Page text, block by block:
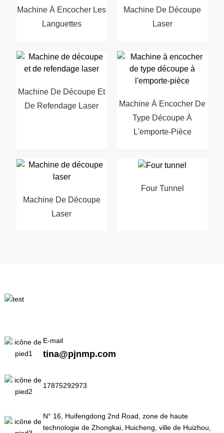
Machine À Encocher Les
Languettes
Machine De Découpe
Laser
Machine De Découpe Et
De Refendage Laser
Machine À Encocher De
Type Découpe À
L'emporte-Pièce
Machine De Découpe
Laser
Four Tunnel
E-mail
tina@pjnmp.com
17875292973
N° 16, Huifengdong 2nd Road, zone de haute
technologie de Zhongkai, Huicheng, ville de Huizhou,